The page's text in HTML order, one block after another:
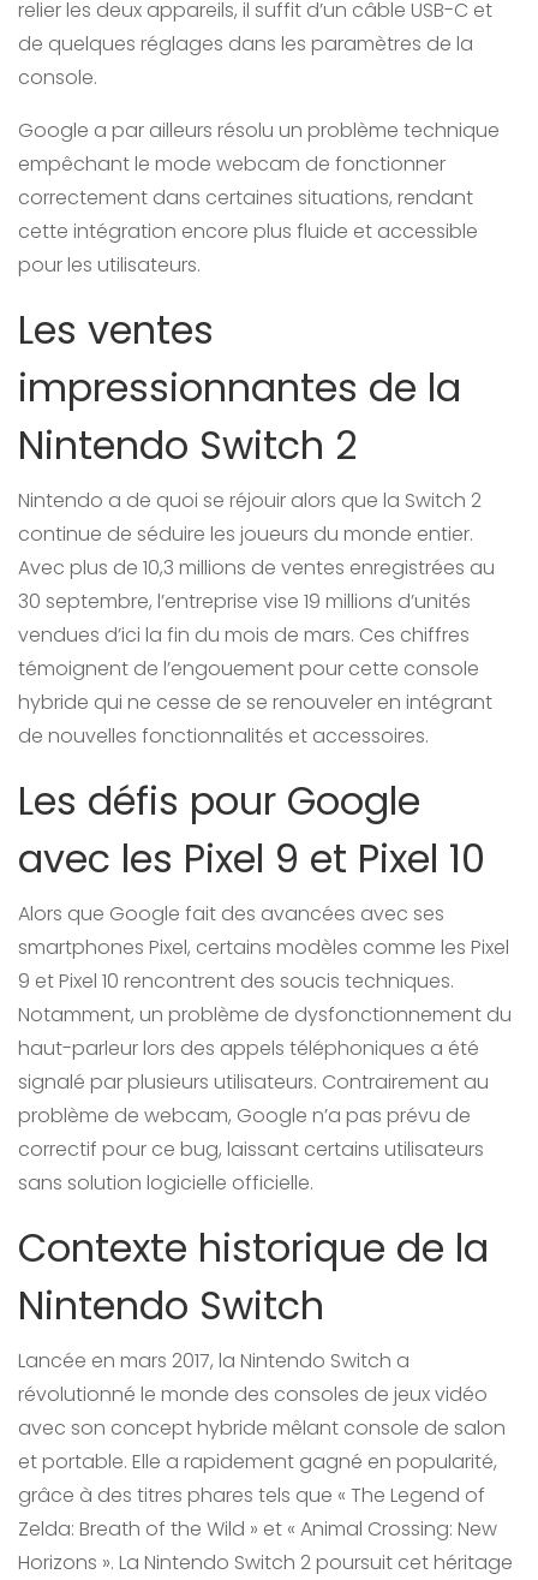
relier les deux appareils, il suffit d’un câble USB-C et
de quelques réglages dans les paramètres de la
console.
Google a par ailleurs résolu un problème technique
empêchant le mode webcam de fonctionner
correctement dans certaines situations, rendant
cette intégration encore plus fluide et accessible
pour les utilisateurs.
Les ventes
impressionnantes de la
Nintendo Switch 2
Nintendo a de quoi se réjouir alors que la Switch 2
continue de séduire les joueurs du monde entier.
Avec plus de 10,3 millions de ventes enregistrées au
30 septembre, l’entreprise vise 19 millions d’unités
vendues d’ici la fin du mois de mars. Ces chiffres
témoignent de l’engouement pour cette console
hybride qui ne cesse de se renouveler en intégrant
de nouvelles fonctionnalités et accessoires.
Les défis pour Google
avec les Pixel 9 et Pixel 10
Alors que Google fait des avancées avec ses
smartphones Pixel, certains modèles comme les Pixel
9 et Pixel 10 rencontrent des soucis techniques.
Notamment, un problème de dysfonctionnement du
haut-parleur lors des appels téléphoniques a été
signalé par plusieurs utilisateurs. Contrairement au
problème de webcam, Google n’a pas prévu de
correctif pour ce bug, laissant certains utilisateurs
sans solution logicielle officielle.
Contexte historique de la
Nintendo Switch
Lancée en mars 2017, la Nintendo Switch a
révolutionné le monde des consoles de jeux vidéo
avec son concept hybride mêlant console de salon
et portable. Elle a rapidement gagné en popularité,
grâce à des titres phares tels que « The Legend of
Zelda: Breath of the Wild » et « Animal Crossing: New
Horizons ». La Nintendo Switch 2 poursuit cet héritage